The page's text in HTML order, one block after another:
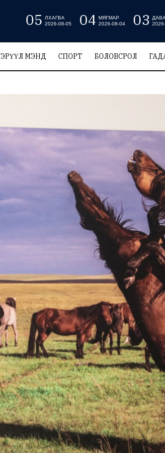
05
ЛХАГВА
2026-08-05
04 МЯГМАР
2026-08-04
03
ЭРҮҮЛ МЭНД СПОРТ БОЛОВСРОЛ